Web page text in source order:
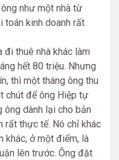
như một nhà từ
toán kinh doanh rất
thuê nhà khác làm
hết 80 triệu. Nhưng
thì một tháng ông thu
chút để ông Hiệp tự
ông dành lại cho bản
rất thực tế. Nó chỉ khác
khác, ở một điểm, là
lên trước. Ông đặt